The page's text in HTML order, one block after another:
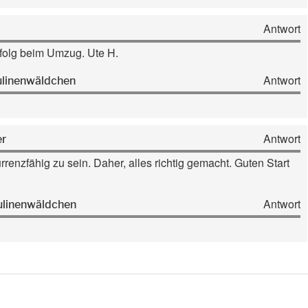
Antwort
beim Umzug. Ute H.
Antwort
Antwort
zu sein. Daher, alles richtig gemacht. Guten Start
Antwort